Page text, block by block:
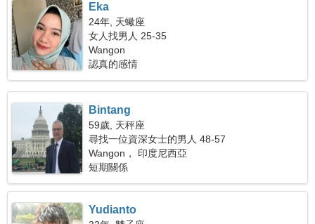
Eka
24年, 天蠍座
女人找男人 25-35
Wangon
認真的感情
Bintang
59歲, 天秤座
尋找一位資深女士的男人 48-57
Wangon， 印度尼西亞
短期關係
Yudianto